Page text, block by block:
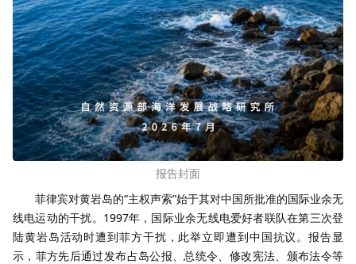
报告封面
菲律宾对黄岩岛的“主权声索”始于其对中国所批准的国际业余无
线电运动的干扰。1997年，国际业余无线电爱好者联队在第三次登
陆黄岩岛活动时遭到菲方干扰，此举立即遭到中国抗议。报告显
示，菲方先后通过发布占岛公报、总统令、修改宪法、颁布法令等